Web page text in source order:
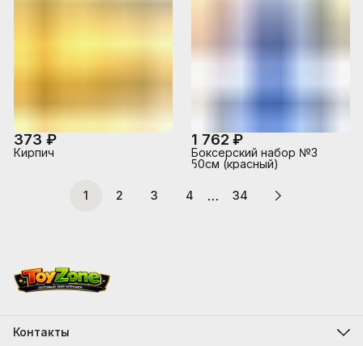
373 ₽
Кирпич
1 762 ₽
Боксерский набор №3
50см (красный)
1 2 3 4 … 34
Контакты